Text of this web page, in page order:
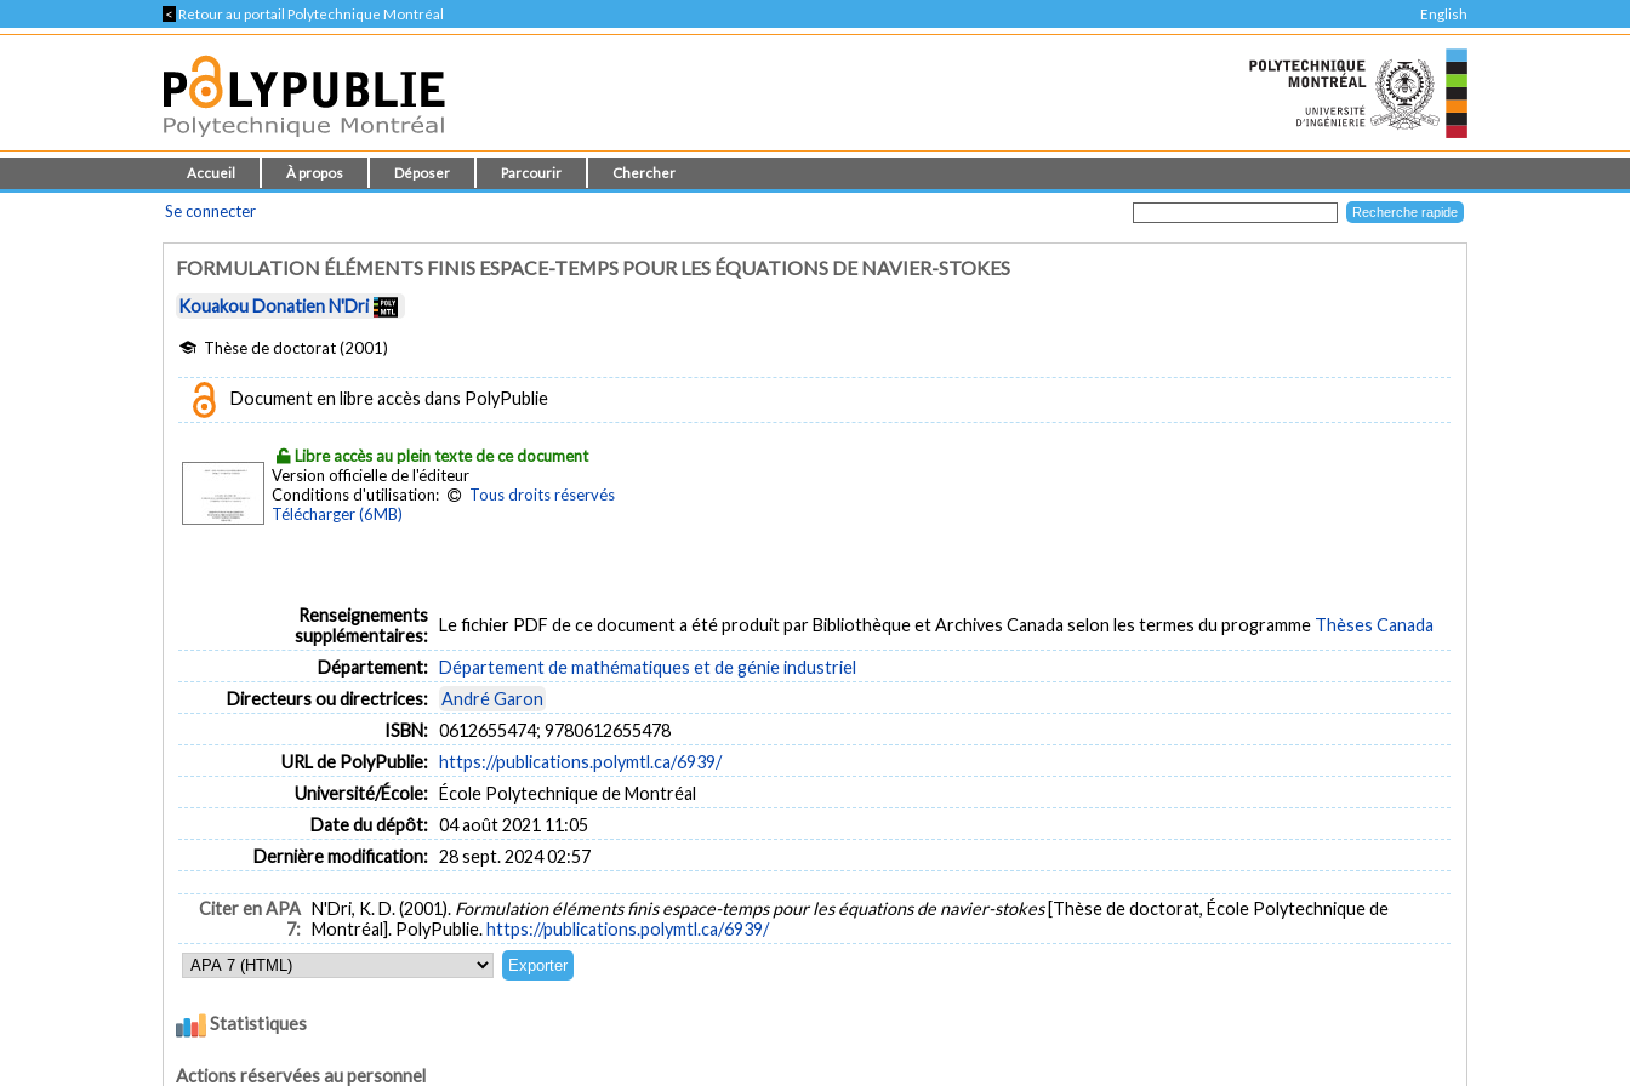
< Retour au portail Polytechnique Montréal English
Accueil À propos Déposer Parcourir Chercher
Se connecter
FORMULATION ÉLÉMENTS FINIS ESPACE-TEMPS POUR LES ÉQUATIONS DE NAVIER-STOKES
Kouakou Donatien N'Dri
Thèse de doctorat (2001)
Document en libre accès dans PolyPublie
Libre accès au plein texte de ce document
Version officielle de l'éditeur
Conditions d'utilisation:
Tous droits réservés
Télécharger (6MB)
Renseignements
supplémentaires:
Le fichier PDF de ce document a été produit par Bibliothèque et Archives Canada selon les termes du programme Thèses Canada
Département: Département de mathématiques et de génie industriel
Directeurs ou directrices:
André Garon
ISBN: 0612655474; 9780612655478
URL de PolyPublie: https://publications.polymtl.ca/6939/
Université/École: École Polytechnique de Montréal
Date du dépôt: 04 août 2021 11:05
Dernière modification: 28 sept. 2024 02:57
Citer en APA
7:
N'Dri, K. D. (2001). Formulation éléments finis espace-temps pour les équations de navier-stokes [Thèse de doctorat, École Polytechnique de
Montréal]. PolyPublie.https://publications.polymtl.ca/6939/
Statistiques
Actions réservées au personnel